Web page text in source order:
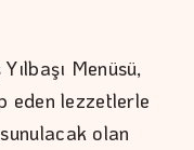
Menüsü,
eden lezzetlerle
olan